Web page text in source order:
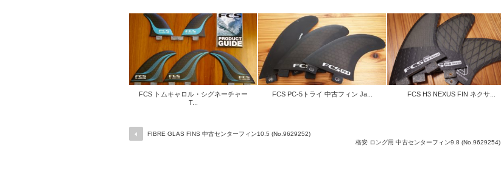
FCS トムキャロル・シグネーチャー
T...
FCS PC-5トライ 中古フィン Ja... FCS H3 NEXUS FIN ネクサ...
FIBRE GLAS FINS 中古センターフィン10.5 (No.9629252)
格安 ロング用 中古センターフィン9.8 (No.9629254)